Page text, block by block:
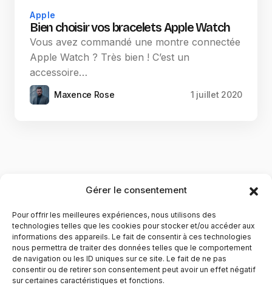
Gérer le consentement
Pour offrir les meilleures expériences, nous utilisons des
technologies telles que les cookies pour stocker et/ou accéder aux
informations des appareils. Le fait de consentir à ces technologies
nous permettra de traiter des données telles que le comportement
de navigation ou les ID uniques sur ce site. Le fait de ne pas
consentir ou de retirer son consentement peut avoir un effet négatif
sur certaines caractéristiques et fonctions.
Apple
Bien choisir vos bracelets Apple Watch
Vous avez commandé une montre connectée
Apple Watch ? Très bien ! C’est un
accessoire…
Maxence Rose 1 juillet 2020
YubiGeek est un média français dédié aux nouvelles
technologies, à la culture geek et au numérique. Fondé par